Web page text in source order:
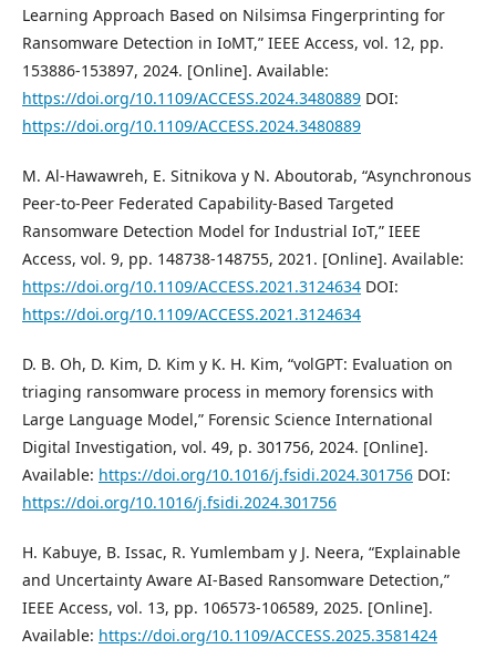
Learning Approach Based on Nilsimsa Fingerprinting for
Ransomware Detection in IoMT,” IEEE Access, vol. 12, pp.
153886-153897, 2024. [Online]. Available:
https://doi.org/10.1109/ACCESS.2024.3480889 DOI:
https://doi.org/10.1109/ACCESS.2024.3480889
M. Al-Hawawreh, E. Sitnikova y N. Aboutorab, “Asynchronous
Peer-to-Peer Federated Capability-Based Targeted
Ransomware Detection Model for Industrial IoT,” IEEE
Access, vol. 9, pp. 148738-148755, 2021. [Online]. Available:
https://doi.org/10.1109/ACCESS.2021.3124634 DOI:
https://doi.org/10.1109/ACCESS.2021.3124634
D. B. Oh, D. Kim, D. Kim y K. H. Kim, “volGPT: Evaluation on
triaging ransomware process in memory forensics with
Large Language Model,” Forensic Science International
Digital Investigation, vol. 49, p. 301756, 2024. [Online].
Available: https://doi.org/10.1016/j.fsidi.2024.301756 DOI:
https://doi.org/10.1016/j.fsidi.2024.301756
H. Kabuye, B. Issac, R. Yumlembam y J. Neera, “Explainable
and Uncertainty Aware AI-Based Ransomware Detection,”
IEEE Access, vol. 13, pp. 106573-106589, 2025. [Online].
Available: https://doi.org/10.1109/ACCESS.2025.3581424